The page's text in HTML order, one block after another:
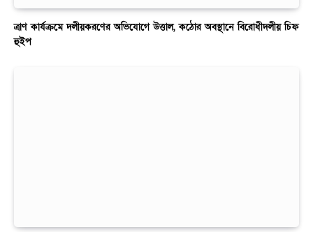
ত্রাণ কার্যক্রমে দলীয়করণের অভিযোগে উত্তাল, কঠোর অবস্থানে বিরোধীদলীয় চিফ
হুইপ